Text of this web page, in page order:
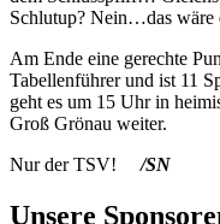
Schlutup? Nein…das wäre
Am Ende eine gerechte
Tabellenführer und ist 11
geht es um 15 Uhr in
Groß Grönau weiter.
Nur der TSV!/SN
Unsere